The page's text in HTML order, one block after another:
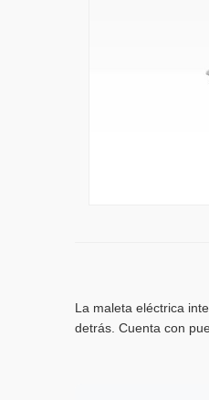
La maleta eléctrica
detrás. Cuenta con